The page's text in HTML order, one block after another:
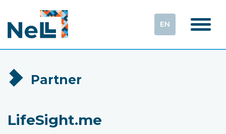
EN
Partner
LifeSight.me